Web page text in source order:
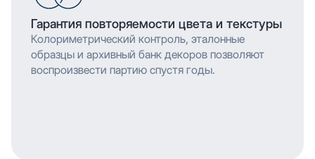
Гарантия повторяемости цвета и текстуры
Колориметрический контроль, эталонные
образцы и архивный банк декоров позволяют
воспроизвести партию спустя годы.